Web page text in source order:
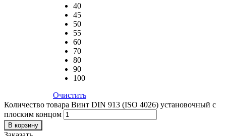
40
45
50
55
60
70
80
90
100
Очистить
Количество товара Винт DIN 913 (ISO 4026) установочный с
плоским концом
В корзину